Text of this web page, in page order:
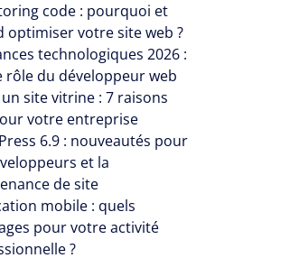
code : pourquoi et
optimiser votre site web ?
technologiques 2026 :
rôle du développeur web
site vitrine : 7 raisons
votre entreprise
6.9 : nouveautés pour
et la
de site
mobile : quels
pour votre activité
?